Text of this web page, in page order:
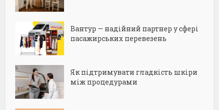
Вантур — надійний партнер у сфері
пасажирських перевезень
Як підтримувати гладкість шкіри
між процедурами